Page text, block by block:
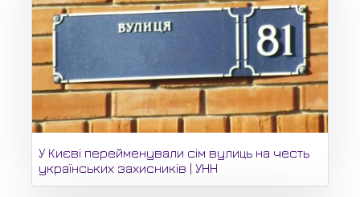
У Києві перейменували сім вулиць на честь
українських захисників | УНН